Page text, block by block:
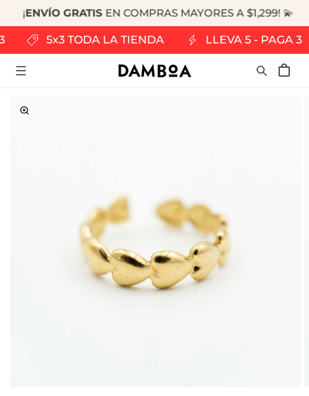
ENVÍO GRATISEN COMPRAS MAYORES A $1,299! 💫
5x3 TODA LA TIENDA LLEVA 5 - PAGA 3
Carrito